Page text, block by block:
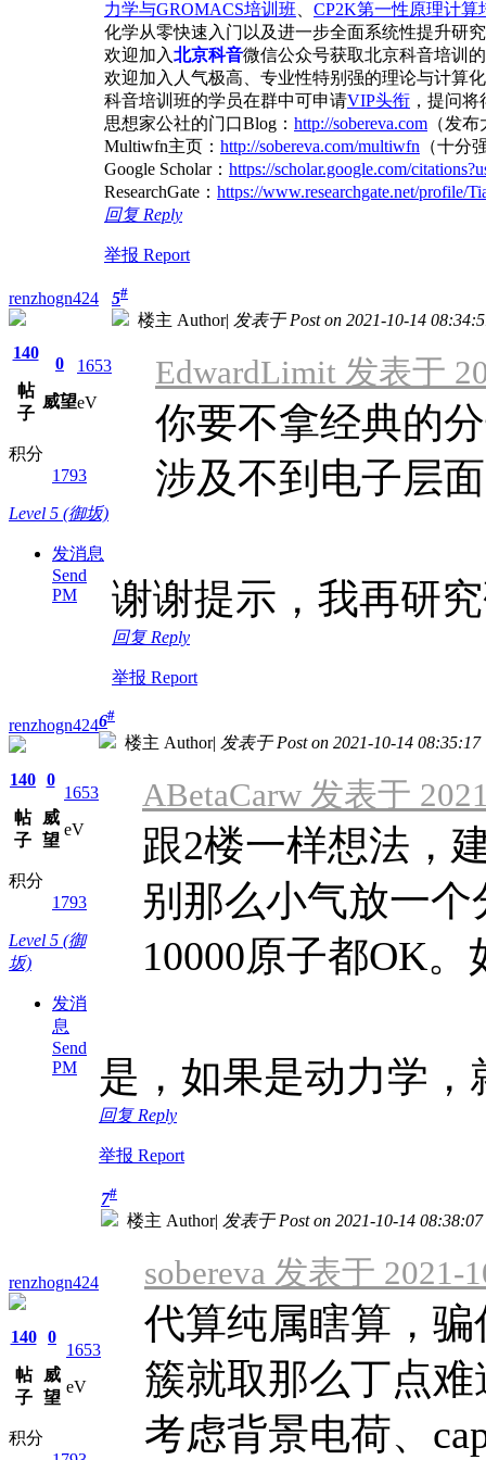
力学与GROMACS培训班
CP2K第一性原理计算
化学从零快速入门以及进一步全面系统性提升研
欢迎加入北京科音微信公众号获取北京科音培训
欢迎加入人气极高、专业性特别强的理论与计算
科音培训班的学员在群中可申请VIP头衔 ，提问
思想家公社的门口Blog： http://sobereva.com （发
Multiwfn主页： http://sobereva.com/multiwfn （十分
Google Scholar： https://scholar.google.com/
ResearchGate： https://www.researchgate.net/profile/
回复 Reply
举报 Report
renzhogn424
140
帖
子
0
威望
1653
eV
积分
1793
Level 5 (御坂)
发消息
Send
PM
5#
楼主 Author| 发表于 Post on 2021-10-14
EdwardLimit 发表于
你要不拿经典的
涉及不到电子层
谢谢提示，我再研
回复 Reply
举报 Report
renzhogn424
140
帖
子
0
威
望
1653
eV
积分
1793
Level 5 (御
坂)
发消
息
Send
PM
6#
楼主 Author| 发表于 Post on 2021-10-14 08:35:17
ABetaCarw 发表于
跟2楼一样想法，
别那么小气放一
10000原子都OK。
是，如果是动力学
回复 Reply
举报 Report
renzhogn424
140
帖
子
0
威
望
1653
eV
积分
7#
楼主 Author| 发表于 Post on 2021-10-14 08:38:07
sobereva 发表于 2021-
代算纯属瞎算，骗
簇就取那么丁点
考虑背景电荷、